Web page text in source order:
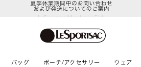
LeSportsac Member's Club
ポイントアップキャンペーン開催中
バッグ ポーチ/アクセサリー ウェア